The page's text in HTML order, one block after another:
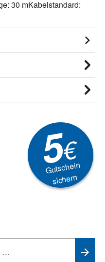
30 mKabelstandard:
5€
Gutschein
sichern